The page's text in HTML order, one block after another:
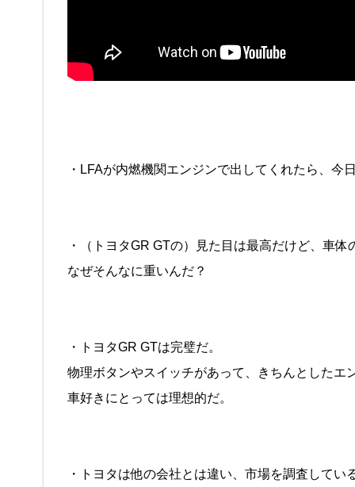
・LFAが内燃機関エンジンで出してくれたら、今
・（トヨタGR GTの）見た目は最高だけど、車
なぜそんなに重いんだ？
・トヨタGR GTは完璧だ。
物理ボタンやスイッチがあって、きちんとしたエ
車好きにとっては理想的だ。
・トヨタは他の会社とは違い、市場を調査してい